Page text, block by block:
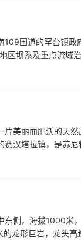
国道的罕台镇政
区坝系及重点流域
片美丽而肥沃的天
赛汉塔拉镇，是苏尼
东侧，海拔1000米
龙形巨岩，龙头高